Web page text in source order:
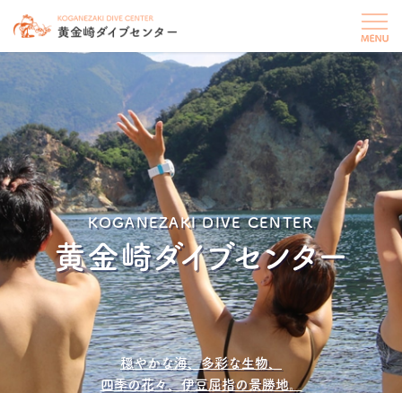
KOGANEZAKI DIVE CENTER
黄金崎ダイブセンター
穏やかな海、多彩な生物、
四季の花々、伊豆屈指の景勝地。